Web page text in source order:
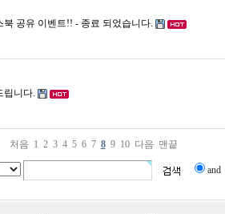
공유 이벤트!! - 종료 되었습니다.
립니다.
처음 1 2 3 4 5 6 7 8 9 10 다음 맨끝
and